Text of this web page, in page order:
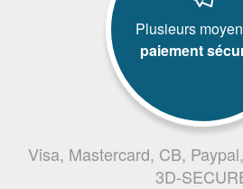
Plusieurs
paiement
Visa, Mastercard, CB,
3D-